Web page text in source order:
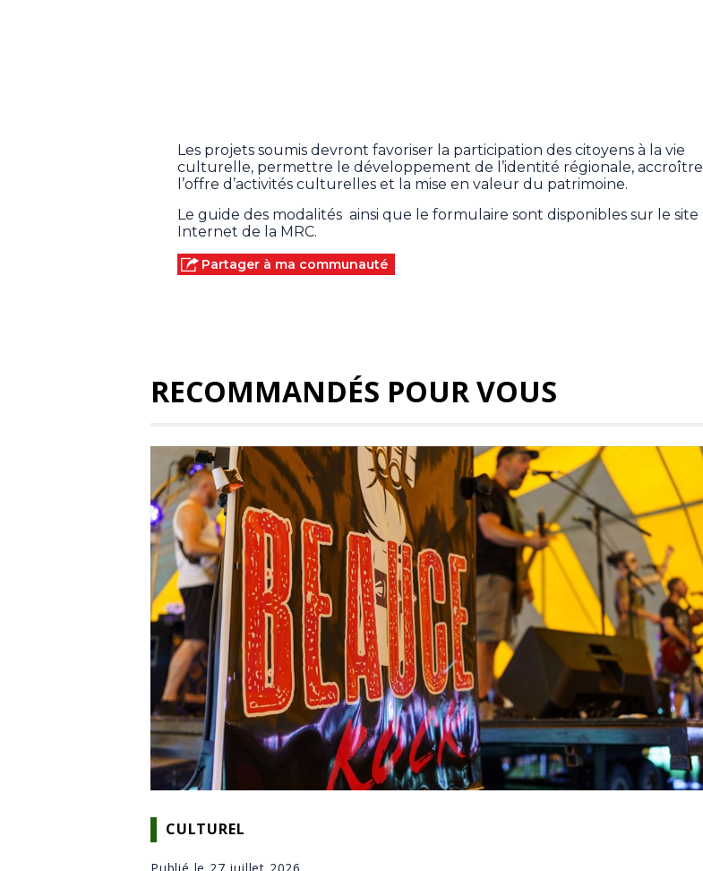
Les projets soumis devront favoriser la participation des citoyens à la vie
culturelle, permettre le développement de l’identité régionale, accroître
l’offre d’activités culturelles et la mise en valeur du patrimoine.
Le guide des modalités ainsi que le formulaire sont disponibles sur le site
Internet de la MRC.
Partager à ma communauté
RECOMMANDÉS POUR VOUS
CULTUREL